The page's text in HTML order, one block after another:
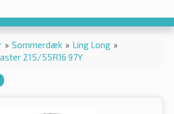
» Sommerdæk » Ling Long »
215/55R16 97Y